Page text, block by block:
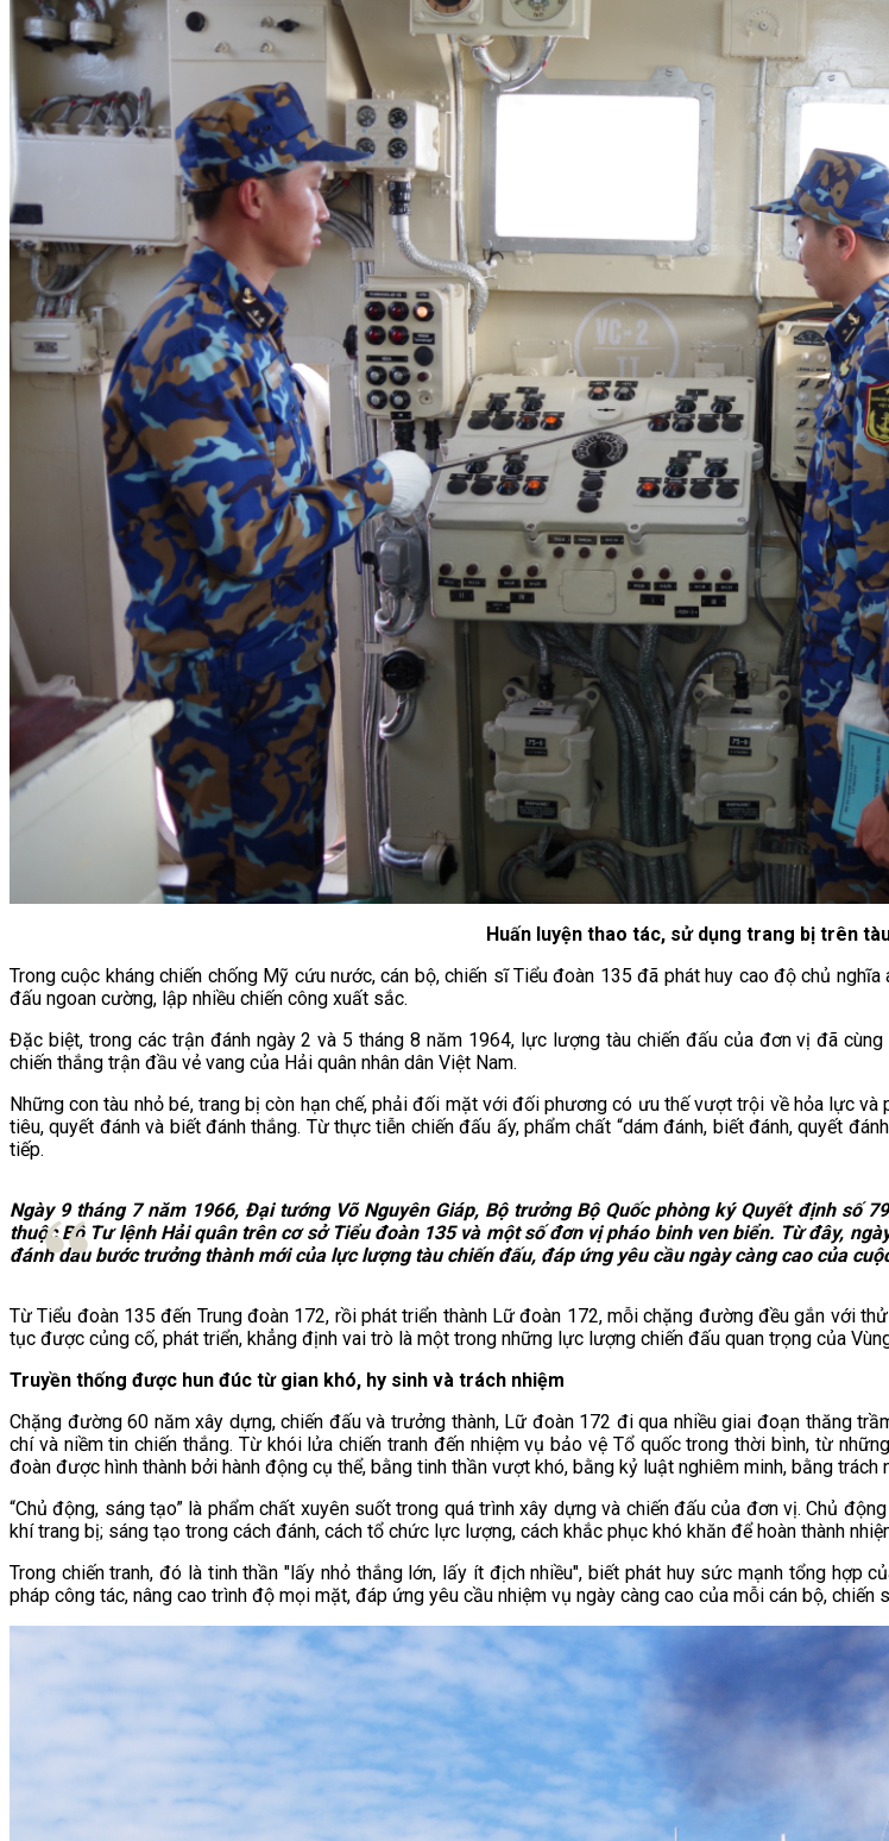
Huấn luyện thao tác, sử dụng trang bị trên
Trong cuộc kháng chiến chống Mỹ cứu nước, cán bộ, chiến sĩ Tiểu đoàn 135 đã phát huy cao độ chủ
đấu ngoan cường, lập nhiều chiến công xuất sắc.
Đặc biệt, trong các trận đánh ngày 2 và 5 tháng 8 năm 1964, lực lượng tàu chiến đấu của đơn vị đã
chiến thắng trận đầu vẻ vang của Hải quân nhân dân Việt Nam.
Những con tàu nhỏ bé, trang bị còn hạn chế, phải đối mặt với đối phương có ưu thế vượt trội về hỏa lực
tiêu, quyết đánh và biết đánh thắng. Từ thực tiễn chiến đấu ấy, phẩm chất “dám đánh, biết đánh, quyết
tiếp.
Ngày 9 tháng 7 năm 1966, Đại tướng Võ Nguyên Giáp, Bộ trưởng Bộ Quốc phòng ký Quyết định số
thuộc Bộ Tư lệnh Hải quân trên cơ sở Tiểu đoàn 135 và một số đơn vị pháo binh ven biển. Từ đây,
đánh dấu bước trưởng thành mới của lực lượng tàu chiến đấu, đáp ứng yêu cầu ngày càng cao của
Từ Tiểu đoàn 135 đến Trung đoàn 172, rồi phát triển thành Lữ đoàn 172, mỗi chặng đường đều gắn với
tục được củng cố, phát triển, khẳng định vai trò là một trong những lực lượng chiến đấu quan trọng của
Truyền thống được hun đúc từ gian khó, hy sinh và trách nhiệm
Chặng đường 60 năm xây dựng, chiến đấu và trưởng thành, Lữ đoàn 172 đi qua nhiều giai đoạn thăng
chí và niềm tin chiến thắng. Từ khói lửa chiến tranh đến nhiệm vụ bảo vệ Tổ quốc trong thời bình, từ
đoàn được hình thành bởi hành động cụ thể, bằng tinh thần vượt khó, bằng kỷ luật nghiêm minh, bằng
“Chủ động, sáng tạo” là phẩm chất xuyên suốt trong quá trình xây dựng và chiến đấu của đơn vị. Chủ
khí trang bị; sáng tạo trong cách đánh, cách tổ chức lực lượng, cách khắc phục khó khăn để hoàn thành
Trong chiến tranh, đó là tinh thần "lấy nhỏ thắng lớn, lấy ít địch nhiều", biết phát huy sức mạnh tổng hợp
pháp công tác, nâng cao trình độ mọi mặt, đáp ứng yêu cầu nhiệm vụ ngày càng cao của mỗi cán bộ, chiến